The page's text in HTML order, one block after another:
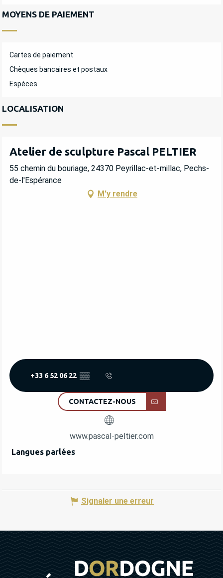
MOYENS DE PAIEMENT
Cartes de paiement
Chèques bancaires et postaux
Espèces
LOCALISATION
Atelier de sculpture Pascal PELTIER
55 chemin du bouriage, 24370 Peyrillac-et-millac, Pechs-
de-l'Espérance
M'y rendre
+33 6 52 06 22 ▒▒
CONTACTEZ-NOUS
www.pascal-peltier.com
Langues parlées
Langues parlées
Signaler une erreur